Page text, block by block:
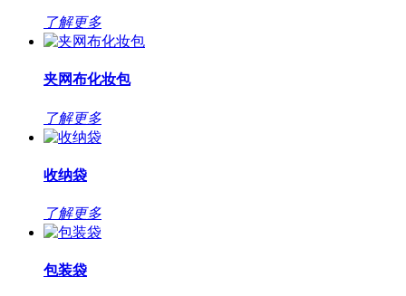
了解更多
夹网布化妆包
了解更多
收纳袋
了解更多
包装袋